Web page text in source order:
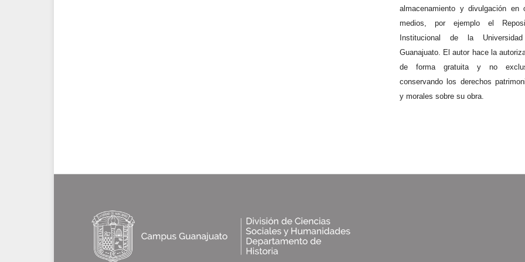
almacenamiento y divulgación en
medios, por ejemplo el
Institucional de la
Guanajuato. El autor hace la
de forma gratuita y no
conservando los derechos
y morales sobre su obra.